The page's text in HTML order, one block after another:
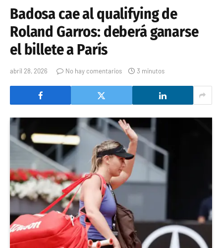
Badosa cae al qualifying de
Roland Garros: deberá ganarse
el billete a París
abril 28, 2026 No hay comentarios 3 minutos